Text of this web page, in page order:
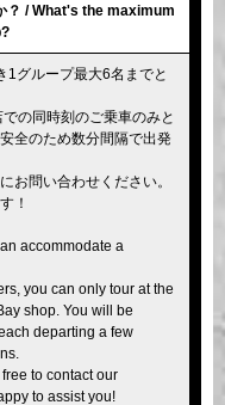
？ / What's the maximum
1グループ最大6名までと
の同時刻のご乗車のみと
全のため数分間隔で出発
お問い合わせください。
！
accommodate a
you can only tour at the
shop. You will be
departing a few
to contact our
to assist you!